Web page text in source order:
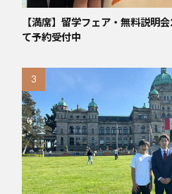
【満席】留学フェア・無料説明
て予約受付中